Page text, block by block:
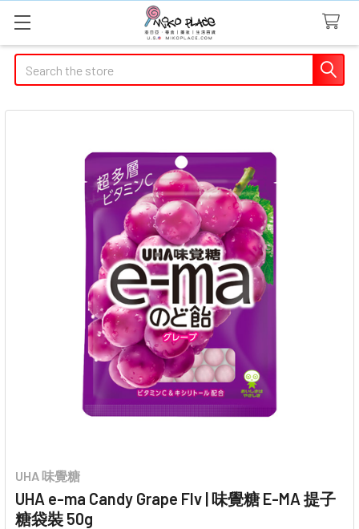
Search
UHA 味覺糖
UHA e-ma Candy Grape Flv | 味覺糖 E-MA 提子
糖袋裝 50g